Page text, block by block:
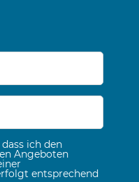
ich den
Angeboten
entsprechend